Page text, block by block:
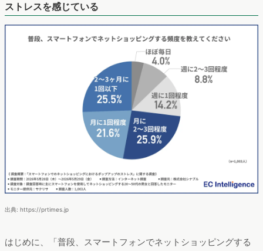
ストレスを感じている
出典: https://prtimes.jp
はじめに、「普段、スマートフォンでネットショッピングする